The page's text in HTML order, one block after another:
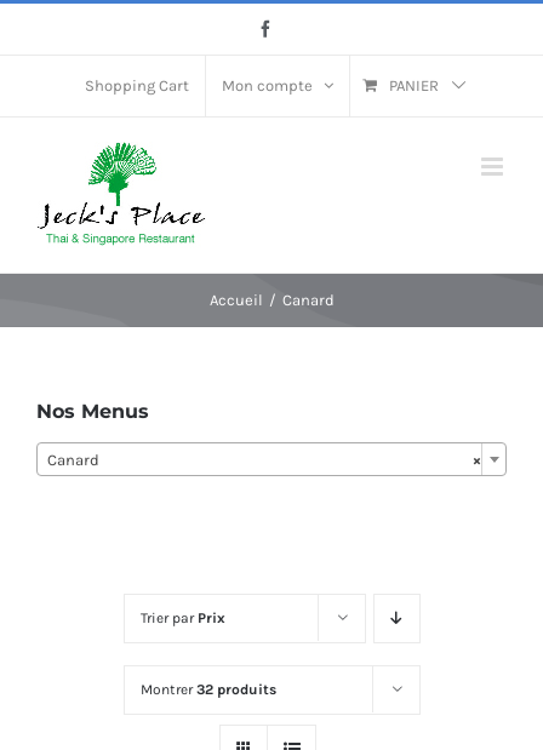
Shopping Cart Mon compte PANIER
Accueil Canard
Trier par Prix
Montrer32 produits
Nos Menus
×
Canard